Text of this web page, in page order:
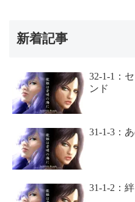
新着記事
32-1-1：
ンド
31-1-3：
31-1-2：絆